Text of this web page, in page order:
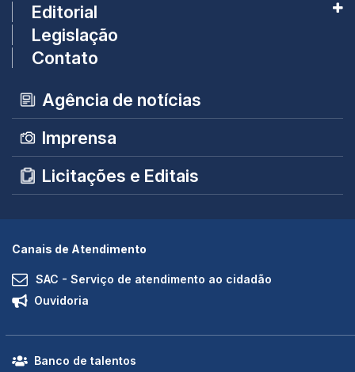
Editorial
Legislação
Contato
Agência de notícias
Imprensa
Licitações e Editais
Canais de Atendimento
SAC - Serviço de atendimento ao cidadão
Ouvidoria
Banco de talentos